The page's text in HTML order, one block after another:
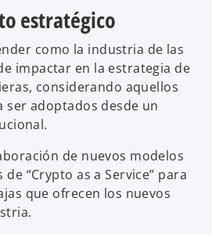
estratégico
como la industria de las
impactar en la estrategia de
considerando aquellos
ser adoptados desde un
de nuevos modelos
“Crypto as a Service” para
que ofrecen los nuevos